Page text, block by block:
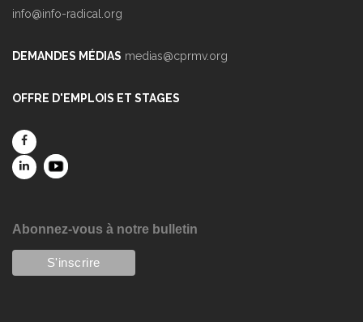
info@info-radical.org
DEMANDES MÉDIAS medias@cprmv.org
OFFRE D'EMPLOIS ET STAGES
Abonnez-vous à notre bulletin